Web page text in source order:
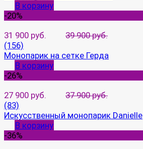
В корзину
-20%
31 900 руб.
39 900 руб.
(156)
Монопарик на сетке Герда
В корзину
-26%
27 900 руб.
37 900 руб.
(83)
Искусственный монопарик Danielle
В корзину
-36%